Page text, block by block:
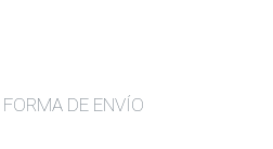
FORMA DE ENVÍO